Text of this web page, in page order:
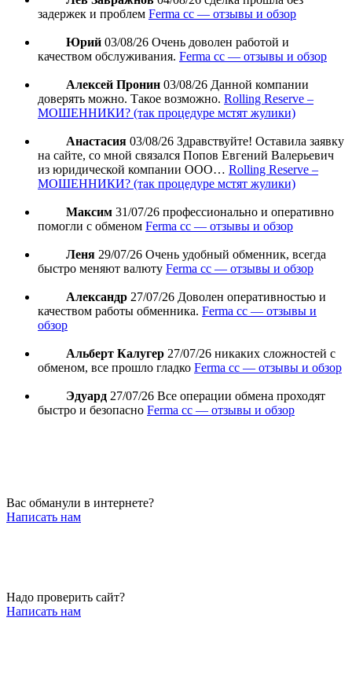
задержек и проблем Ferma cc — отзывы и обзор
Юрий 03/08/26 Очень доволен работой и
качеством обслуживания. Ferma cc — отзывы и обзор
Алексей Пронин 03/08/26 Данной компании
доверять можно. Такое возможно. Rolling Reserve –
МОШЕННИКИ? (так процедуре мстят жулики)
Анастасия 03/08/26 Здравствуйте! Оставила заявку
на сайте, со мной связался Попов Евгений Валерьевич
из юридической компании ООО… Rolling Reserve –
МОШЕННИКИ? (так процедуре мстят жулики)
Максим 31/07/26 профессионально и оперативно
помогли с обменом Ferma cc — отзывы и обзор
Леня 29/07/26 Очень удобный обменник, всегда
быстро меняют валюту Ferma cc — отзывы и обзор
Александр 27/07/26 Доволен оперативностью и
качеством работы обменника. Ferma cc — отзывы и
обзор
Альберт Калугер 27/07/26 никаких сложностей с
обменом, все прошло гладко Ferma cc — отзывы и обзор
Эдуард 27/07/26 Все операции обмена проходят
быстро и безопасно Ferma cc — отзывы и обзор
Вас обманули в интернете?
Написать нам
Надо проверить сайт?
Написать нам